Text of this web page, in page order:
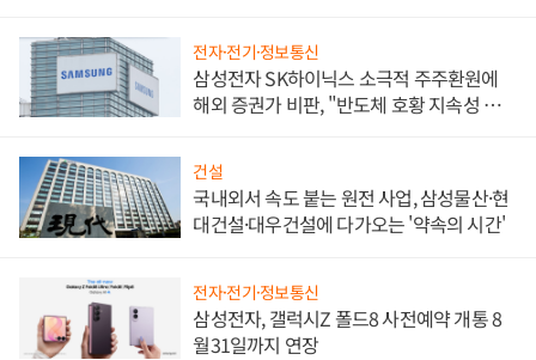
전자·전기·정보통신
삼성전자 SK하이닉스 소극적 주주환원에
해외 증권가 비판, "반도체 호황 지속성 의
건설
국내외서 속도 붙는 원전 사업, 삼성물산·현
대건설·대우건설에 다가오는 '약속의 시간'
전자·전기·정보통신
삼성전자, 갤럭시Z 폴드8 사전예약 개통 8
월31일까지 연장